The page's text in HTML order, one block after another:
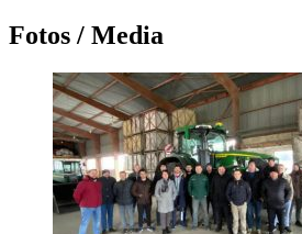
Fotos / Media